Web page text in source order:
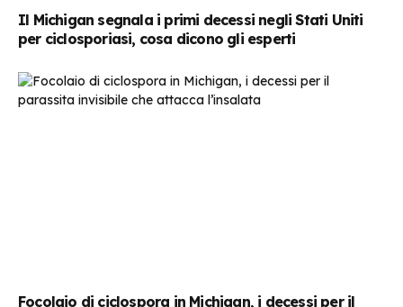
Il Michigan segnala i primi decessi negli Stati Uniti
per ciclosporiasi, cosa dicono gli esperti
Focolaio di ciclospora in Michigan, i decessi per il